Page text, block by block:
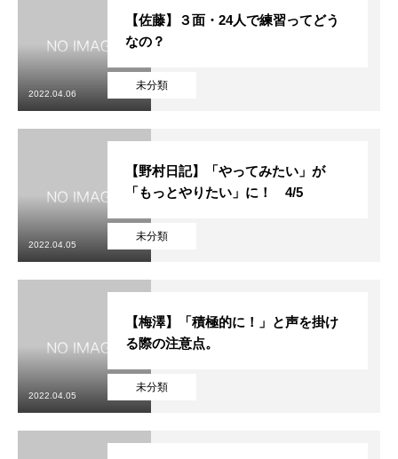
未分類
【佐藤】３面・24人で練習ってどう
なの？
2022.04.06
未分類
【野村日記】「やってみたい」が
「もっとやりたい」に！ 4/5
2022.04.05
未分類
【梅澤】「積極的に！」と声を掛け
る際の注意点。
2022.04.05